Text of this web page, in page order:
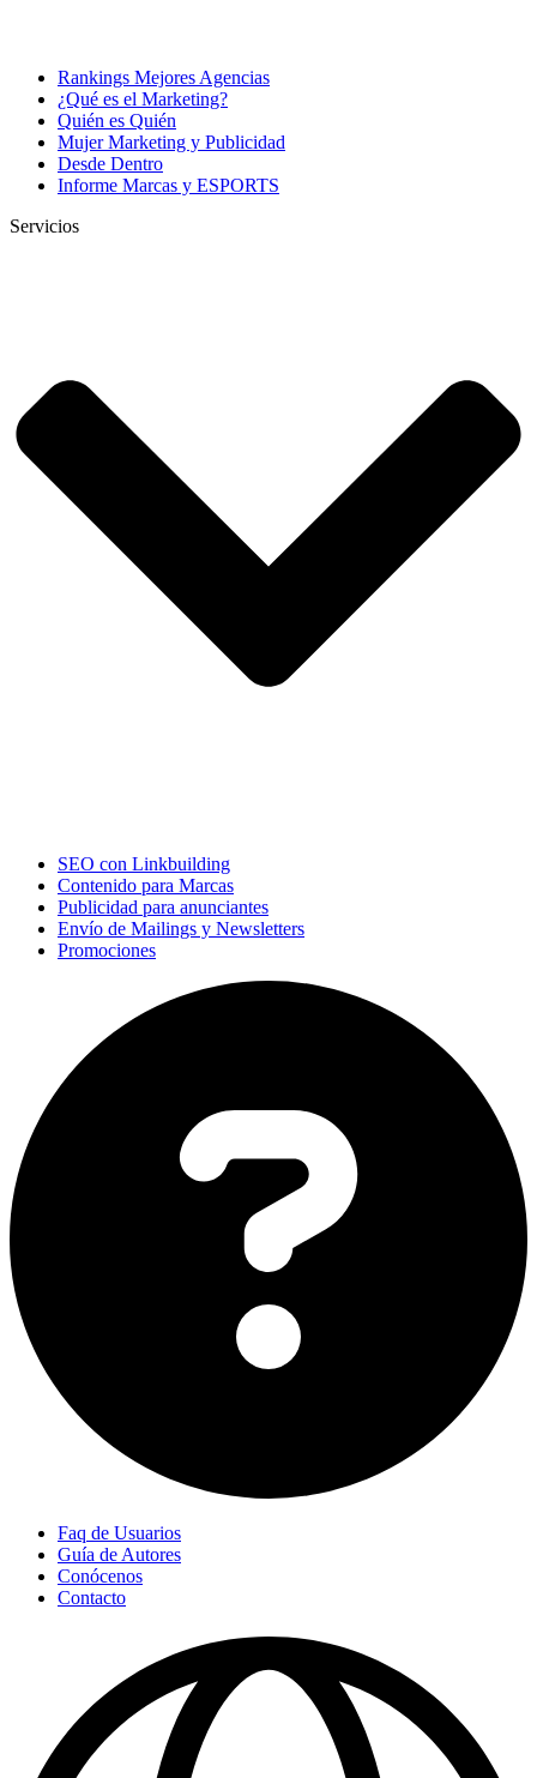
Rankings Mejores Agencias
¿Qué es el Marketing?
Quién es Quién
Mujer Marketing y Publicidad
Desde Dentro
Informe Marcas y ESPORTS
Servicios
SEO con Linkbuilding
Contenido para Marcas
Publicidad para anunciantes
Envío de Mailings y Newsletters
Promociones
Faq de Usuarios
Guía de Autores
Conócenos
Contacto